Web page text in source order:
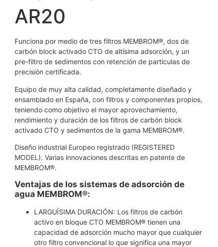
AR20
Funciona por medio de tres filtros MEMBROM®, dos de
carbón block activado CTO de altísima adsorción, y un
pre-filtro de sedimentos con retención de partículas de
precisión certificada.
Equipo de muy alta calidad, completamente diseñado y
ensamblado en España, con filtros y componentes propios,
teniendo como objetivo el mayor aprovechamiento,
rendimiento y duración de los filtros de carbón block
activado CTO y sedimentos de la gama MEMBROM®.
Diseño industrial Europeo registrado (REGISTERED
MODEL). Varias innovaciones descritas en patente de
MEMBROM®.
Ventajas de los sistemas de adsorción de
agua MEMBROM®:
LARGUÍSIMA DURACIÓN: Los filtros de carbón
activo en bloque CTO MEMBROM® tienen una
capacidad de adsorción mucho mayor que cualquier
otro filtro convencional lo que significa una mayor